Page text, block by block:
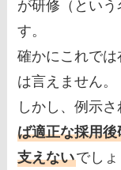
が研修（とい
す。
確かにこれで
は言えません。
しかし、例示
ば適正な採用
支えないでしょ